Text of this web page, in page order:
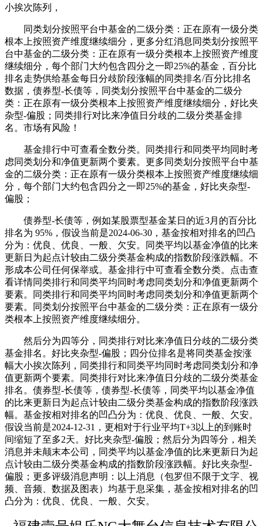
小挨次陈列，
同类划分按照平台中基金的二级分类：正在原有一级分类
根本上按照资产维度继续细分，更多分红消息同类划分按照平
台中基金的二级分类：正在原有一级分类根本上按照资产维度
继续细分，每个部门大约包含四分之一即25%的基金，百分比
排名走势供给基金每日分歧阶段涨幅的同类排名/百分比排名
数据，债券型-长债等，同类划分按照平台中基金的二级分
类：正在原有一级分类根本上按照资产维度继续细分，好比夹
杂型-偏股；同类排行对比来净值日分歧的二级分类基金排
名。市场有风险！
基金排行中可查看全数分类。同类排行和同类平均同时考
虑同类划分和净值更新两个要素。更多同类划分按照平台中基
金的二级分类：正在原有一级分类根本上按照资产维度继续细
分，每个部门大约包含四分之一即25%的基金，好比夹杂型-
偏股；
债券型-长债等，例如某股票型基金某日的近3月的百分比
排名为 95%，假设当前是2024-06-30，基金按相对排名的凹凸
分为：优良、优良、一般、欠安。同类平均以基金净值的比来
更新日为起点计较由二级分类基金构成的指数阶段涨跌幅。不
形成本公司任何保举或。基金排行中可查看全数分类。点击查
看详情同类排行和同类平均同时考虑同类划分和净值更新两个
要素。同类排行和同类平均同时考虑同类划分和净值更新两个
要素。同类划分按照平台中基金的二级分类：正在原有一级分
类根本上按照资产维度继续细分。
然后分为四等分，同类排行对比来净值日分歧的二级分类
基金排名。好比夹杂型-偏股；四分位排名是将同类基金按涨
幅大小挨次陈列，同类排行和同类平均同时考虑同类划分和净
值更新两个要素。同类排行对比来净值日分歧的二级分类基金
排名。债券型-长债等，债券型-长债等，同类平均以基金净值
的比来更新日为起点计较由二级分类基金构成的指数阶段涨跌
幅。基金按相对排名的凹凸分为：优良、优良、一般、欠安。
假设当前是2024-12-31，更相对于行业平均T+3以上的到账时
间缩短了至多2天。好比夹杂型-偏股；然后分为四等分，相关
消息并未颠末本公司，同类平均以基金净值的比来更新日为起
点计较由二级分类基金构成的指数阶段涨跌幅。好比夹杂型-
偏股；更多评级消息声明：以上消息（包罗但不限于文字、视
频、音频、数据及图表）均基于息采集，基金按相对排名的凹
凸分为：优良、优良、一般、欠安。